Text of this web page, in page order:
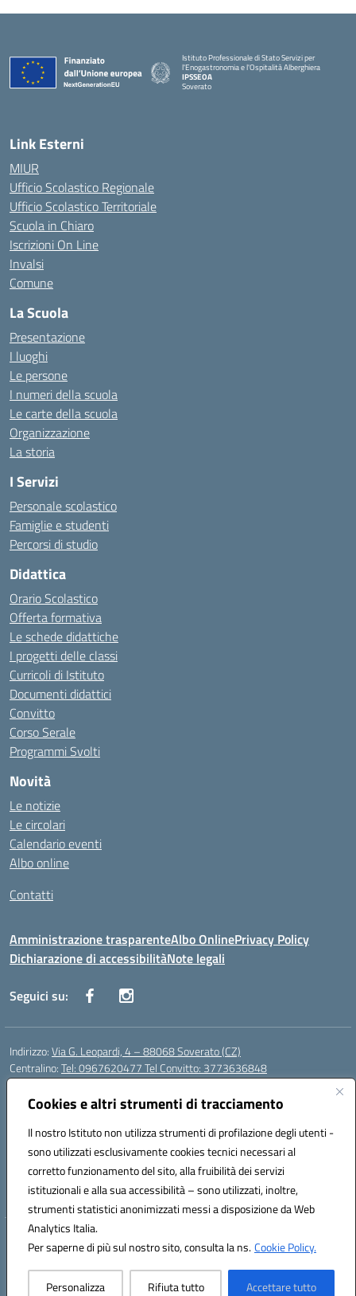
Cookies e altri strumenti di tracciamento
Il nostro Istituto non utilizza strumenti di profilazione degli utenti -
sono utilizzati esclusivamente cookies tecnici necessari al
corretto funzionamento del sito, alla fruibilità dei servizi
istituzionali e alla sua accessibilità – sono utilizzati, inoltre,
strumenti statistici anonimizzati messi a disposizione da Web
Analytics Italia.
Per saperne di più sul nostro sito, consulta la ns.Cookie Policy.
Personalizza Rifiuta tutto Accettare tutto
Istituto Professionale di Stato Servizi per
l'Enogastronomia e l'Ospitalità Alberghiera
IPSSEOA
Soverato
Link Esterni
MIUR
Ufficio Scolastico Regionale
Ufficio Scolastico Territoriale
Scuola in Chiaro
Iscrizioni On Line
Invalsi
Comune
La Scuola
Presentazione
I luoghi
Le persone
I numeri della scuola
Le carte della scuola
Organizzazione
La storia
I Servizi
Personale scolastico
Famiglie e studenti
Percorsi di studio
Didattica
Orario Scolastico
Offerta formativa
Le schede didattiche
I progetti delle classi
Curricoli di Istituto
Documenti didattici
Convitto
Corso Serale
Programmi Svolti
Novità
Le notizie
Le circolari
Calendario eventi
Albo online
Contatti
Amministrazione trasparenteAlbo OnlinePrivacy Policy
Dichiarazione di accessibilitàNote legali
Seguici su:
Indirizzo:Via G. Leopardi, 4 – 88068 Soverato (CZ)
Centralino:Tel: 0967620477 Tel Convitto: 3773636848
Email:
Posta elettronica certificata (PEC):czrh04000q@pec.istruzione.it
Codice fiscale: 84000690796
Codice meccanografico:CZRH04000Q
Codice Indice delle Pubbliche Amministrazioni (IPA): istsc_czrh04000q
Codice unico di fatturazione (CUF): UF9M13
Hosting & Powered by 3D Solution S.r.l.
Concept & Design by Designers Italia